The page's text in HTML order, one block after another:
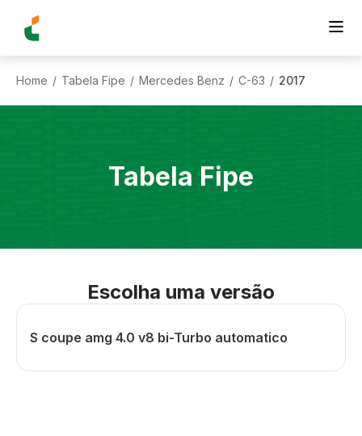
Home / Tabela Fipe / Mercedes Benz / C-63 / 2017
Tabela Fipe
Escolha uma versão
S coupe amg 4.0 v8 bi-Turbo automatico